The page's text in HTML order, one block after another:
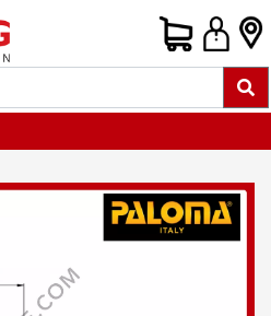
Next